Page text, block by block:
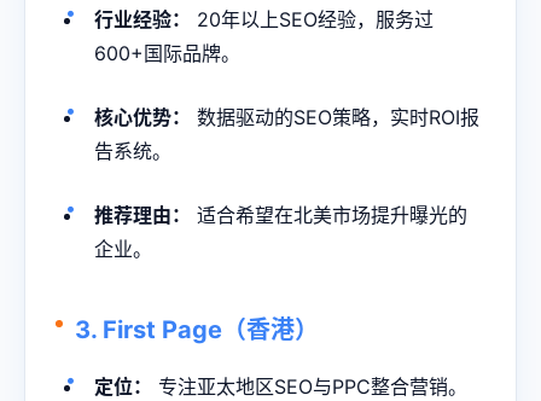
行业经验：
20年以上SEO经验，服务过
600+国际品牌。
核心优势：
数据驱动的SEO策略，实时ROI报
告系统。
推荐理由：
适合希望在北美市场提升曝光的
企业。
3. First Page（香港）
定位： 专注亚太地区SEO与PPC整合营销。